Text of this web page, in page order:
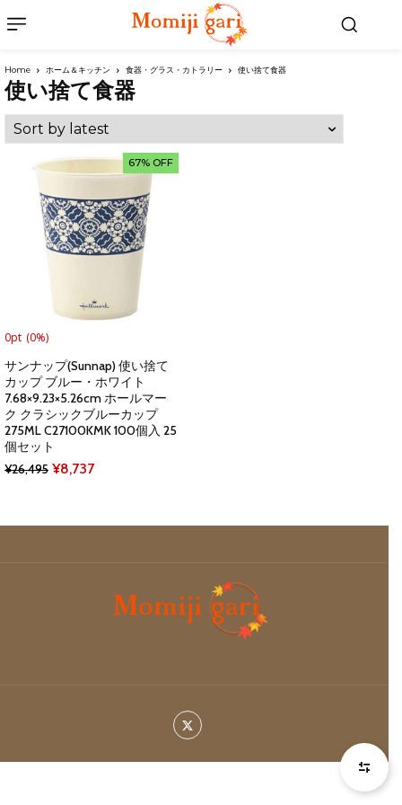
Home ホーム＆キッチン 食器・グラス・カトラリー 使い捨て食器
使い捨て食器
67% OFF
0pt (0%)
サンナップ(Sunnap) 使い捨て
カップ ブルー・ホワイト
7.68×9.23×5.26cm ホールマー
ク クラシックブルーカップ
275ML C27100KMK 100個入 25
個セット
¥26,495 Original
¥8,737Current